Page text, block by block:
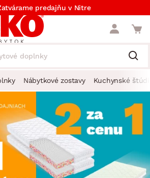
predajňu v Nitre
Nábytkové zostavy Kuchynské